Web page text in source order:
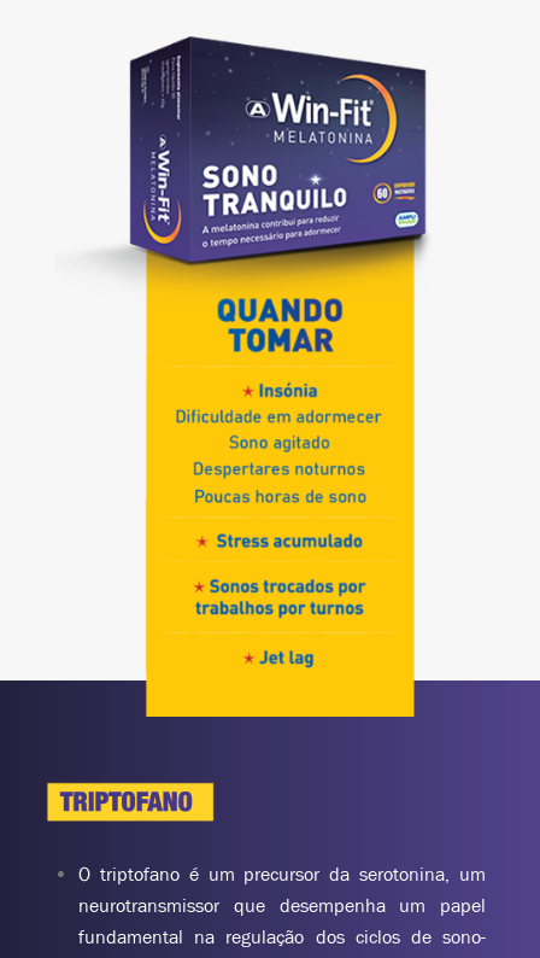
O triptofanoé um precursor da serotonina, um
neurotransmissor que desempenha um papel
fundamental na regulação dos ciclos de sono-